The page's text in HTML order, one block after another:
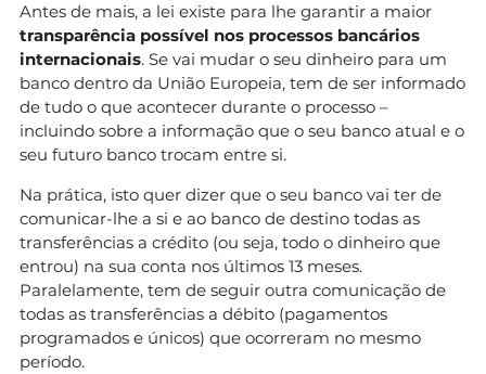
Antes de mais, a lei existe para lhe garantir a maior
transparência possível nos processos bancários
internacionais. Se vai mudar o seu dinheiro para um
banco dentro da União Europeia, tem de ser informado
de tudo o que acontecer durante o processo –
incluindo sobre a informação que o seu banco atual e o
seu futuro banco trocam entre si.
Na prática, isto quer dizer que o seu banco vai ter de
comunicar-lhe a si e ao banco de destino todas as
transferências a crédito (ou seja, todo o dinheiro que
entrou) na sua conta nos últimos 13 meses.
Paralelamente, tem de seguir outra comunicação de
todas as transferências a débito (pagamentos
programados e únicos) que ocorreram no mesmo
período.